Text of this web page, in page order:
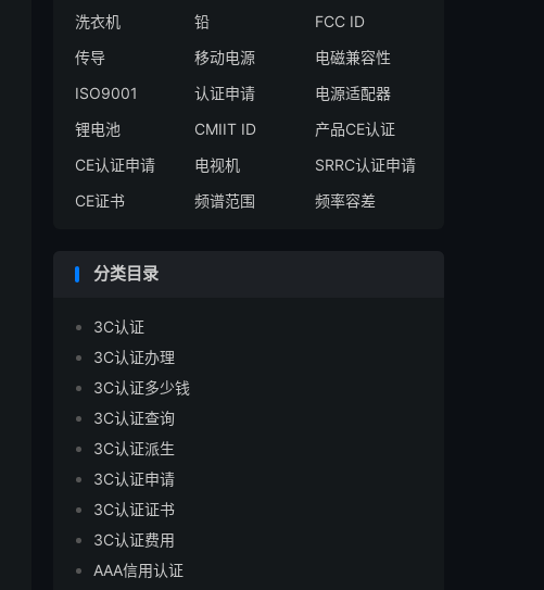
洗衣机
铅
FCC ID
传导
移动电源
电磁兼容性
ISO9001
认证申请
电源适配器
锂电池
CMIIT ID
产品CE认证
CE认证申请
电视机
SRRC认证申请
CE证书
频谱范围 频率容差
分类目录
3C认证
3C认证办理
3C认证多少钱
3C认证查询
3C认证派生
3C认证申请
3C认证证书
3C认证费用
AAA信用认证